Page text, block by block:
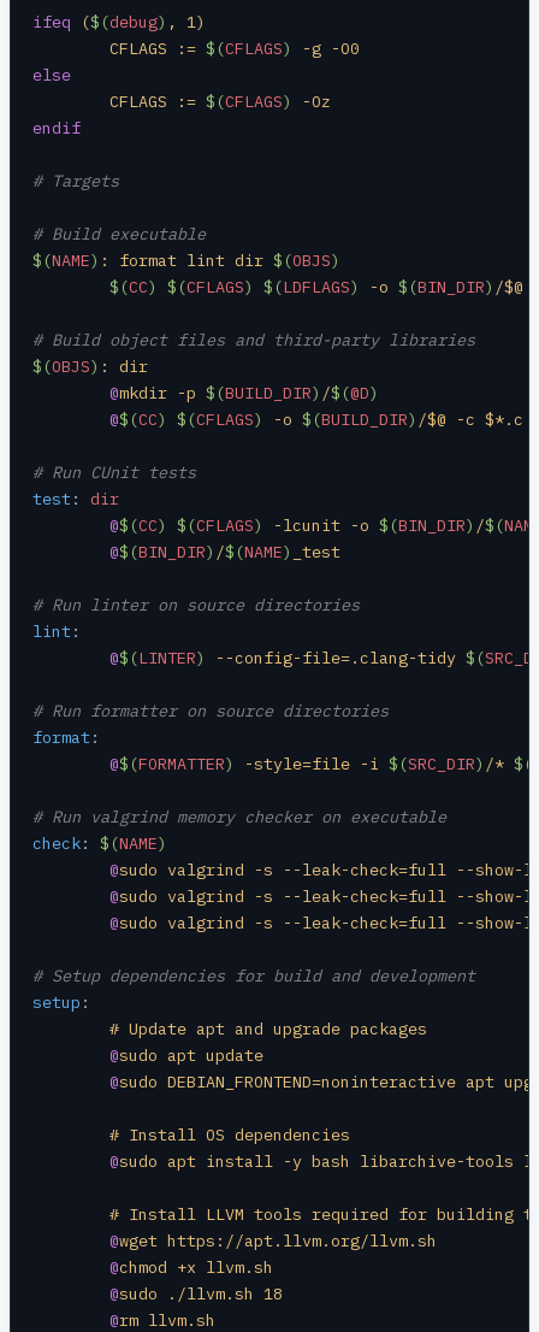
ifeq ($(debug) , 1)
	CFLAGS :=
$(CFLAGS)
-g -O0
else
	CFLAGS :=
$(CFLAGS)
-Oz
endif
# Targets
# Build executable
$(NAME) : format lint dir $(OBJS)
	$(
CC) $(CFLAGS) $(LDFLAGS) -o $(BIN_DIR) /$@
# Build object files and third-party libraries
$(OBJS) : dir
	@
mkdir -p $(BUILD_DIR) /$(@D)
	@
$(CC) $(CFLAGS) -o $(BUILD_DIR) /$@ -c $*.c
# Run CUnit tests
test:
dir
	@
$(CC) $(CFLAGS) -lcunit -o $(BIN_DIR) /$(
	@
$(BIN_DIR) /$(NAME) _test
# Run linter on source directories
lint:
	@
$(LINTER) --config-file=.clang-tidy $(
# Run formatter on source directories
format:
	@
$(FORMATTER) -style=file -i $(SRC_DIR) /* $(
# Run valgrind memory checker on executable
check: $(NAME)
	@
sudo valgrind -s --leak-check=full --show-
	@
sudo valgrind -s --leak-check=full --show-
	@
sudo valgrind -s --leak-check=full --show-
# Setup dependencies for build and development
setup :
	# Update apt and upgrade packages
	@
sudo apt update
	@
sudo DEBIAN_FRONTEND=noninteractive apt
	# Install OS dependencies
	@
sudo apt install -y bash libarchive-tools
# Install LLVM tools required for building
	@
wget https://apt.llvm.org/llvm.sh
	@
chmod +x llvm.sh
	@
sudo ./llvm.sh 18
	@
rm llvm.sh